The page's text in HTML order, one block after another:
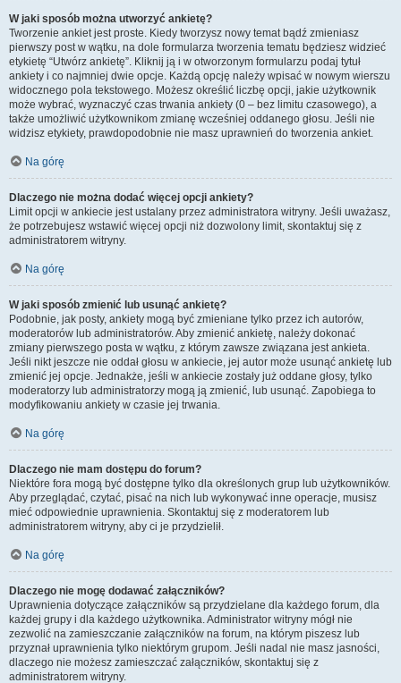
W jaki sposób można utworzyć ankietę?
Tworzenie ankiet jest proste. Kiedy tworzysz nowy temat bądź zmieniasz
pierwszy post w wątku, na dole formularza tworzenia tematu będziesz widzieć
etykietę “Utwórz ankietę”. Kliknij ją i w otworzonym formularzu podaj tytuł
ankiety i co najmniej dwie opcje. Każdą opcję należy wpisać w nowym wierszu
widocznego pola tekstowego. Możesz określić liczbę opcji, jakie użytkownik
może wybrać, wyznaczyć czas trwania ankiety (0 – bez limitu czasowego), a
także umożliwić użytkownikom zmianę wcześniej oddanego głosu. Jeśli nie
widzisz etykiety, prawdopodobnie nie masz uprawnień do tworzenia ankiet.
Na górę
Dlaczego nie można dodać więcej opcji ankiety?
Limit opcji w ankiecie jest ustalany przez administratora witryny. Jeśli uważasz,
że potrzebujesz wstawić więcej opcji niż dozwolony limit, skontaktuj się z
administratorem witryny.
Na górę
W jaki sposób zmienić lub usunąć ankietę?
Podobnie, jak posty, ankiety mogą być zmieniane tylko przez ich autorów,
moderatorów lub administratorów. Aby zmienić ankietę, należy dokonać
zmiany pierwszego posta w wątku, z którym zawsze związana jest ankieta.
Jeśli nikt jeszcze nie oddał głosu w ankiecie, jej autor może usunąć ankietę lub
zmienić jej opcje. Jednakże, jeśli w ankiecie zostały już oddane głosy, tylko
moderatorzy lub administratorzy mogą ją zmienić, lub usunąć. Zapobiega to
modyfikowaniu ankiety w czasie jej trwania.
Na górę
Dlaczego nie mam dostępu do forum?
Niektóre fora mogą być dostępne tylko dla określonych grup lub użytkowników.
Aby przeglądać, czytać, pisać na nich lub wykonywać inne operacje, musisz
mieć odpowiednie uprawnienia. Skontaktuj się z moderatorem lub
administratorem witryny, aby ci je przydzielił.
Na górę
Dlaczego nie mogę dodawać załączników?
Uprawnienia dotyczące załączników są przydzielane dla każdego forum, dla
każdej grupy i dla każdego użytkownika. Administrator witryny mógł nie
zezwolić na zamieszczanie załączników na forum, na którym piszesz lub
przyznał uprawnienia tylko niektórym grupom. Jeśli nadal nie masz jasności,
dlaczego nie możesz zamieszczać załączników, skontaktuj się z
administratorem witryny.